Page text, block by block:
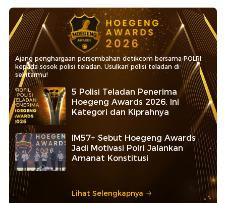
Ajang penghargaan persembahan detikcom bersama POLRI
kepada sosok polisi teladan. Usulkan polisi teladan di
sekitarmu!
5 Polisi Teladan Penerima
Hoegeng Awards 2026, Ini
Kategori dan Kiprahnya
IM57+ Sebut Hoegeng Awards
Jadi Motivasi Polri Jalankan
Amanat Konstitusi
Lihat Selengkapnya